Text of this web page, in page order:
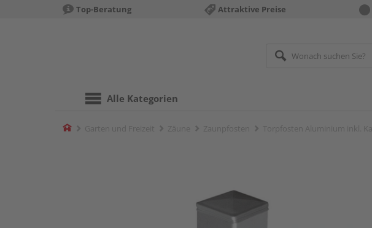
Top-Beratung Attraktive Preise
Alle Kategorien
Home